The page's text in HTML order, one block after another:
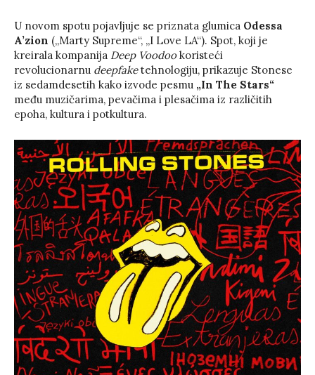
U novom spotu pojavljuje se priznata glumica Odessa
A’zion („Marty Supreme“, „I Love LA“). Spot, koji je
kreirala kompanija Deep Voodookoristeći
revolucionarnu deepfaketehnologiju, prikazuje Stonese
iz sedamdesetih kako izvode pesmu „In The Stars“
među muzičarima, pevačima i plesačima iz različitih
epoha, kultura i potkultura.